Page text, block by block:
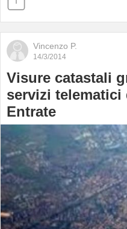
Vincenzo P.
14/3/2014
Visure catastali
servizi telematici
Entrate